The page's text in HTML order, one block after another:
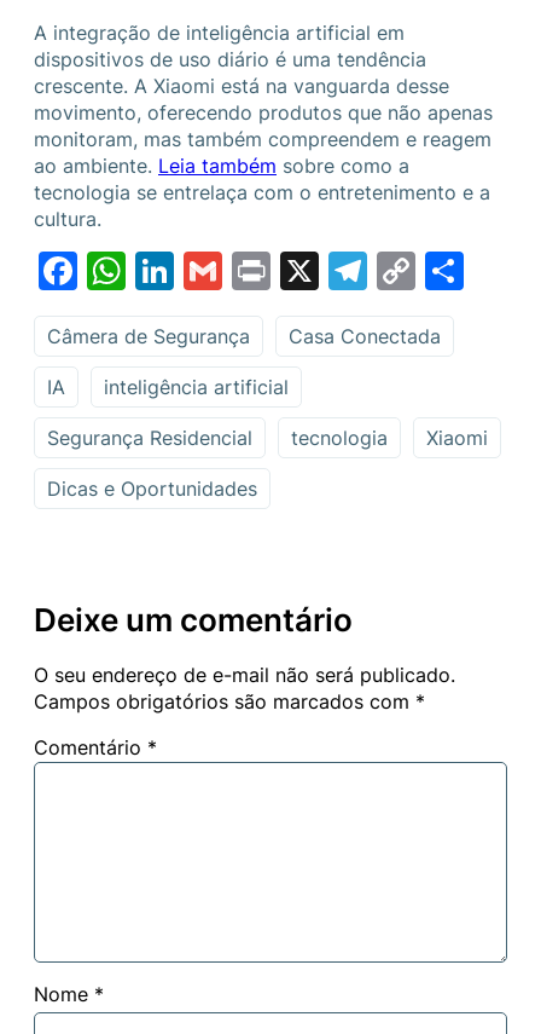
A integração de inteligência artificial em
dispositivos de uso diário é uma tendência
crescente. A Xiaomi está na vanguarda desse
movimento, oferecendo produtos que não apenas
monitoram, mas também compreendem e reagem
ao ambiente. Leia também sobre como a
tecnologia se entrelaça com o entretenimento e a
cultura.
Facebook
WhatsApp
LinkedIn
GmailPrint
X Telegram
Copy
Link
Câmera de Segurança Casa Conectada
IA inteligência artificial
Segurança Residencial tecnologia Xiaomi
Dicas e Oportunidades
Deixe um comentário
O seu endereço de e-mail não será publicado.
Campos obrigatórios são marcados com *
Comentário *
Nome *